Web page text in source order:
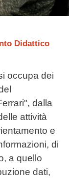
Didattico
occupa dei
dalla
attività
e
di
a quello
dati,